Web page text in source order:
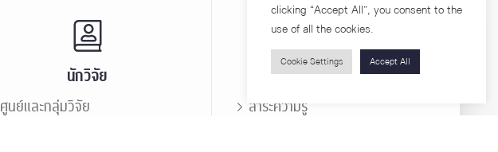
นักวิจัย
ศูนย์และกลุ่มวิจัย
บุคคลทั่วไป
สาระความรู้
clicking “Accept All”, you consent to the
use of all the cookies.
Cookie Settings Accept All